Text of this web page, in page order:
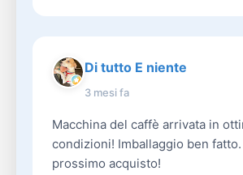
Di tutto E niente
3 mesi fa
Macchina del caffè arrivata in
condizioni! Imballaggio ben fatto.
prossimo acquisto!